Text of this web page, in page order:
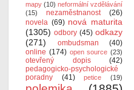
mapy (10) neformální vzdělávání
(15)
nezaměstnanost
(26)
novela (69) nová maturita
(1305) odbory (45) odkazy
(271)
ombudsman
(40)
online (174) open source (23)
otevřený dopis
(42)
pedagogicko-psychologické
poradny
(41) petice (19)